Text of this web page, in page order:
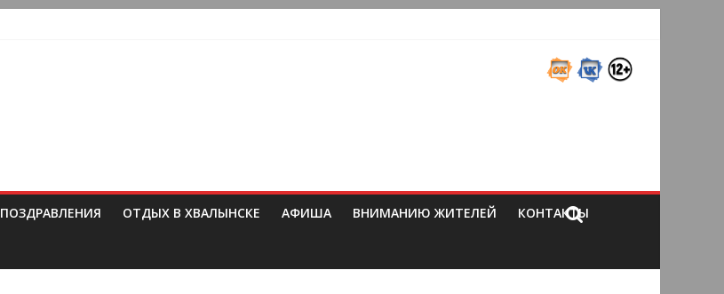
ПОЗДРАВЛЕНИЯ ОТДЫХ В ХВАЛЫНСКЕ АФИША ВНИМАНИЮ ЖИТЕЛЕЙ КОНТАКТЫ